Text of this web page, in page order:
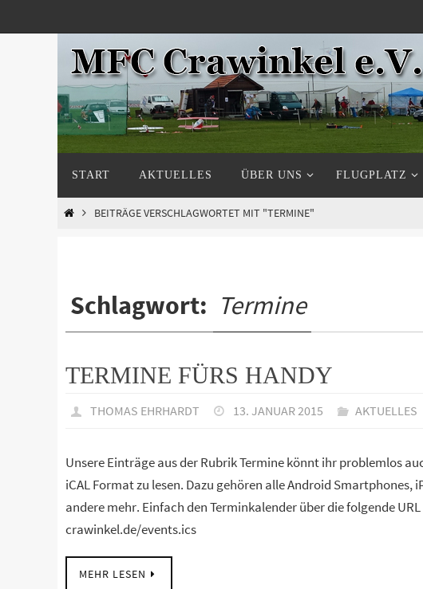
Inhalt
Inhalt
springen
START AKTUELLES ÜBER UNS FLUGPLATZ
STARTBEITRÄGE VERSCHLAGWORTET MIT "TERMINE"
Schlagwort: Termine
TERMINE FÜRS HANDY
THOMAS EHRHARDT 13. JANUAR 2015 AKTUELLES
Unsere Einträge aus der Rubrik Termine könnt ihr problemlos
iCAL Format zu lesen. Dazu gehören alle Android
andere mehr. Einfach den Terminkalender über die folgende
crawinkel.de/events.ics
MEHR LESEN